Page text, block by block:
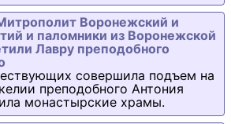
Воронежский и
и паломники из Воронежской
Лавру преподобного
совершила подъем на
преподобного Антония
монастырские храмы.